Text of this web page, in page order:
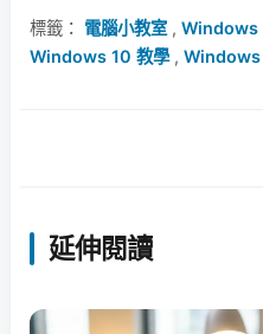
標籤： 電腦小教室 , Windows
Windows 10 教學, Windows
延伸閱讀